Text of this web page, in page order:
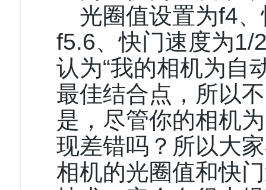
光圈值设置为f4
f5.6、快门速度为1/
认为“我的相机为自
最佳结合点，所以
是，尽管你的相机
现差错吗？所以大
相机的光圈值和快